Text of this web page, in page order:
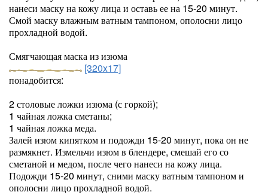
нанеси маску на кожу лица и оставь ее на 15-20 минут.
Смой маску влажным ватным тампоном, ополосни лицо
прохладной водой.
Смягчающая маска из изюма
[320x17]
понадобится:
2 столовые ложки изюма (с горкой);
1 чайная ложка сметаны;
1 чайная ложка меда.
Залей изюм кипятком и подожди 15-20 минут, пока он не
размякнет. Измельчи изюм в блендере, смешай его со
сметаной и медом, после чего нанеси на кожу лица.
Подожди 15-20 минут, сними маску ватным тампоном и
ополосни лицо прохладной водой.